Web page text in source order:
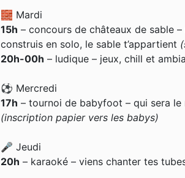
🧱 Mardi
15h – concours de châteaux de sable
construis en solo, le sable t’appartient
20h-00h – ludique – jeux, chill et
⚽ Mercredi
17h – tournoi de babyfoot – qui sera
(inscription papier vers les babys)
🎤 Jeudi
20h – karaoké – viens chanter tes